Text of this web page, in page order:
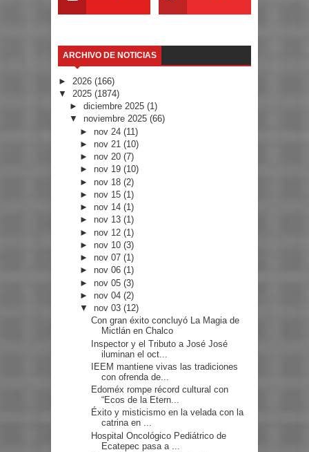
ARCHIVO DE NOTICIAS
► 2026 (166)
▼ 2025 (1874)
► diciembre 2025 (1)
▼ noviembre 2025 (66)
► nov 24(11)
► nov 21(10)
► nov 20(7)
► nov 19(10)
► nov 18(2)
► nov 15(1)
► nov 14(1)
► nov 13(1)
► nov 12(1)
► nov 10(3)
► nov 07(1)
► nov 06(1)
► nov 05(3)
► nov 04(2)
▼ nov 03(12)
Con gran éxito concluyó La Magia de
Mictlán en Chalco
Inspector y el Tributo a José José
iluminan el oct...
IEEM mantiene vivas las tradiciones
con ofrenda de...
Edoméx rompe récord cultural con
“Ecos de la Etern...
Éxito y misticismo en la velada con la
catrina en ...
Hospital Oncológico Pediátrico de
Ecatepec pasa a ...